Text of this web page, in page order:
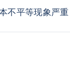
不平等现象严重